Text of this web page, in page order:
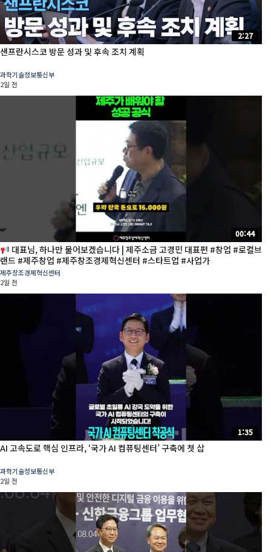
2:27
샌프란시스코 방문 성과 및 후속 조치 계획
과학기술정보통신부
2일 전
00:44
대표님, 하나만 물어보겠습니다 | 제주소금 고경민 대표편 #창업 #로컬브
랜드 #제주창업 #제주창조경제혁신센터 #스타트업 #사업가
제주창조경제혁신센터
2일 전
1:35
AI 고속도로 핵심 인프라, ‘국가 AI 컴퓨팅센터’ 구축에 첫 삽
과학기술정보통신부
2일 전